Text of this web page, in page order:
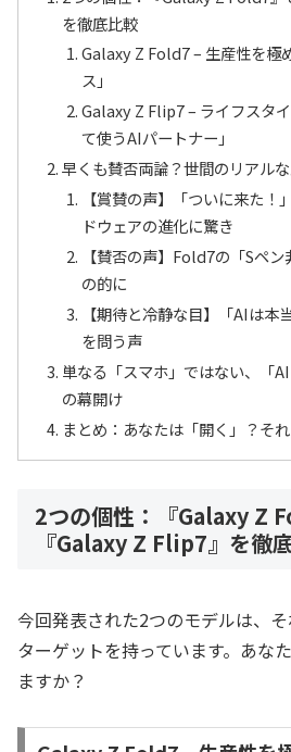
を徹底比較
Galaxy Z Fold7 – 生産性を極
ス」
Galaxy Z Flip7 – ライフスタ
て使うAIパートナー」
早くも賛否両論？世間のリアル
【賞賛の声】「ついに来た！
ドウェアの進化に驚き
【賛否の声】Fold7の「Sペ
の的に
【期待と冷静な目】「AIは本
を問う声
単なる「スマホ」ではない、「
の幕開け
まとめ：あなたは「開く」？そ
2つの個性：『Galaxy Z
『Galaxy Z Flip7』を徹
今回発表された2つのモデルは、
ターゲットを持っています。あな
ますか？